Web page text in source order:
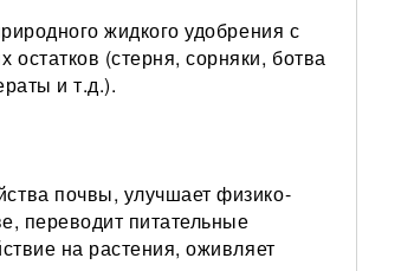
жидкого удобрения с
(стерня, сорняки, ботва
и т.д.).
почвы, улучшает физико-
переводит питательные
на растения, оживляет